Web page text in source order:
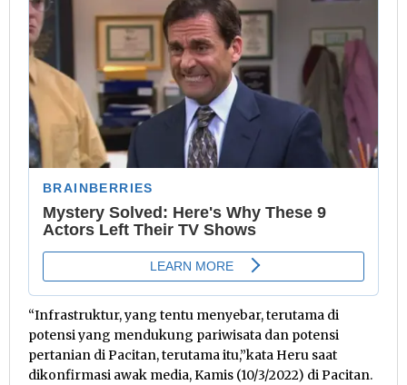
“Infrastruktur, yang tentu menyebar, terutama di
potensi yang mendukung pariwisata dan potensi
pertanian di Pacitan, terutama itu,”kata Heru saat
dikonfirmasi awak media, Kamis (10/3/2022) di Pacitan.